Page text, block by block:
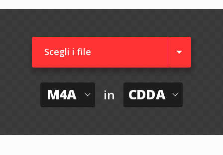
Scegli i file
M4A in CDDA